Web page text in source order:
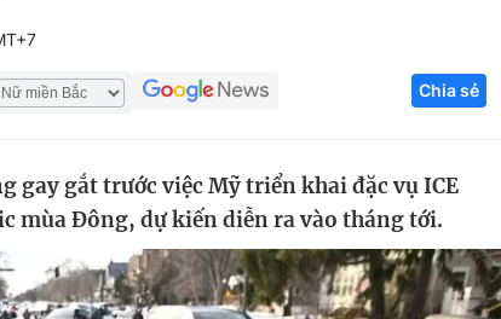
Tuyển sinh
Hitech Công
Thị trường
Tư vấn
Chia sẻ
gay gắt trước việc Mỹ triển khai đặc vụ ICE
mùa Đông, dự kiến diễn ra vào tháng tới.